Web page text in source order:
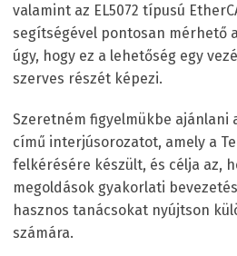
valamint az EL5072 típusú
segítségével pontosan mérhető
úgy, hogy ez a lehetőség egy
szerves részét képezi.
Szeretném figyelmükbe ajánlani
című interjúsorozatot, amely a
felkérésére készült, és célja az,
megoldások gyakorlati
hasznos tanácsokat nyújtson
számára.